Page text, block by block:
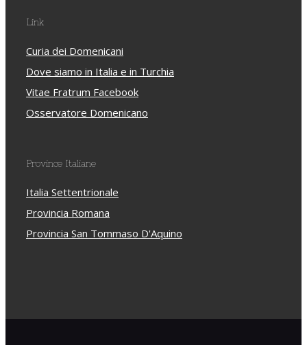
Link
Curia dei Domenicani
Dove siamo in Italia e in Turchia
Vitae Fratrum Facebook
Osservatore Domenicano
Province Italiane
Italia Settentrionale
Provincia Romana
Provincia San Tommaso D'Aquino